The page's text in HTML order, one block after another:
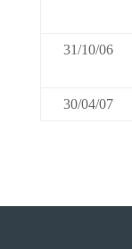
31/10/06
30/04/07